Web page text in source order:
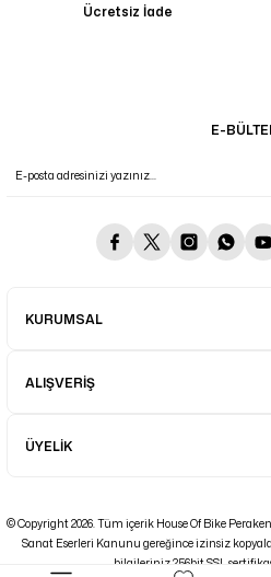
Ücretsiz İade
E-
KURUMSAL
ALIŞVERİŞ
ÜYELİK
© Copyright 2026. Tüm içerik House Of Bike
Sanat Eserleri Kanunu gereğince izinsiz
bilgileriniz 256bit SSL